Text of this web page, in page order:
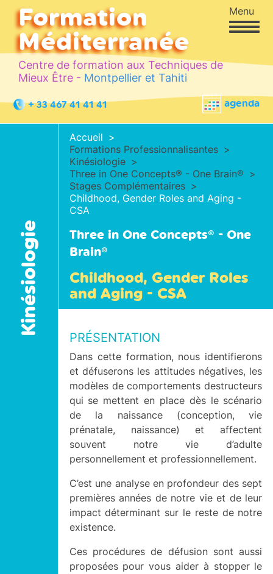
Formation
Méditerranée
Centre de formation aux Techniques de
Mieux Être - Montpellier et Tahiti
Menu
+ 33 467 41 41 41 agenda
Kinésiologie
Accueil
Formations Professionnalisantes
Kinésiologie
Three in One Concepts® - One Brain®
Stages Complémentaires
Childhood, Gender Roles and Aging -
CSA
Three in One Concepts® - One
Brain®
Childhood, Gender Roles
and Aging - CSA
PRÉSENTATION
Dans cette formation, nous identifierons
et défuserons les attitudes négatives, les
modèles de comportements destructeurs
qui se mettent en place dès le scénario
de la naissance (conception, vie
prénatale, naissance) et affectent
souvent notre vie d’adulte
personnellement et professionnellement.
C’est une analyse en profondeur des sept
premières années de notre vie et de leur
impact déterminant sur le reste de notre
existence.
Ces procédures de défusion sont aussi
proposées pour vous aider à stopper le